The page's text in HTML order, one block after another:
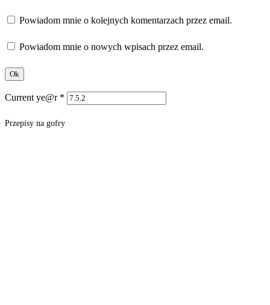
Powiadom mnie o kolejnych komentarzach przez email.
Powiadom mnie o nowych wpisach przez email.
Current ye@r *
Przepisy na gofry